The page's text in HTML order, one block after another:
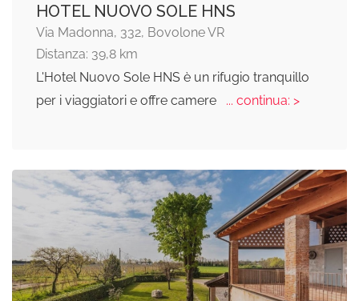
HOTEL NUOVO SOLE HNS
Via Madonna, 332, Bovolone VR
Distanza: 39,8 km
L'Hotel Nuovo Sole HNS è un rifugio tranquillo
per i viaggiatori e offre camere
... continua: >